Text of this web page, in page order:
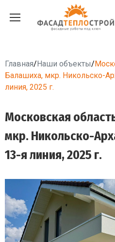
Главная/Наши объекты/
Балашиха, мкр. Никольско-
линия, 2025 г.
Московская
мкр. Никольско-
13-я линия, 2025 г.